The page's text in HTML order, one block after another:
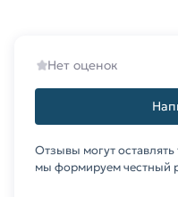
Нет оценок
Отзывы могут оставлять
мы формируем честный